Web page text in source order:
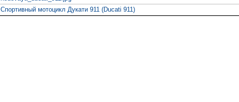
Спортивный мотоцикл Дукати 911 (Ducati 911)